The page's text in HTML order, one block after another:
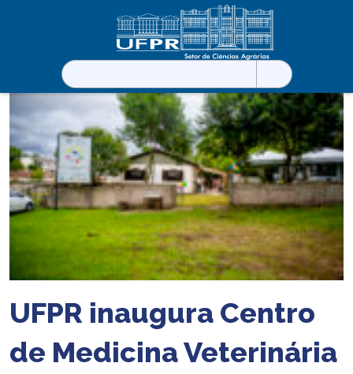
Pesquisar
por:
UFPR inaugura Centro
de Medicina Veterinária